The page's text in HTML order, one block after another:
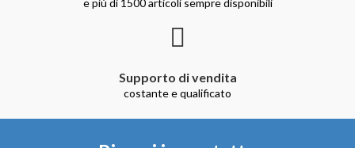
Supporto di vendita
costante e qualificato